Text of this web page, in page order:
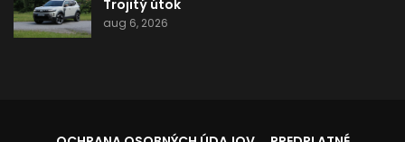
Trojitý útok
aug 6, 2026